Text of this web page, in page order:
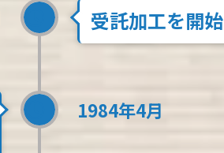
受託加工を開始
1984年4月